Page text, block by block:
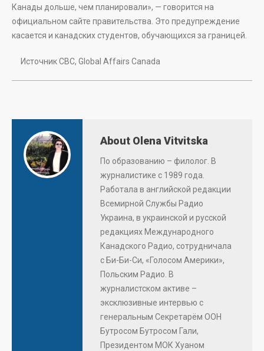
Канады дольше, чем планировали», — говорится на
официальном сайте правительства. Это предупреждение
касается и канадских студентов, обучающихся за границей.
Источник СВС, Global Affairs Canada
About Olena Vitvitska
По образованию – филолог. В
журналистике с 1989 года.
Работала в английской редакции
Всемирной Службы Радио
Украина, в украинской и русской
редакциях Международного
Канадского Радио, сотрудничала
с Би-Би-Си, «Голосом Америки»,
Польским Радио. В
журналистском активе –
эксклюзивные интервью с
генеральным Секретарём ООН
Бутросом Бутросом Гали,
Президентом МОК Хуаном